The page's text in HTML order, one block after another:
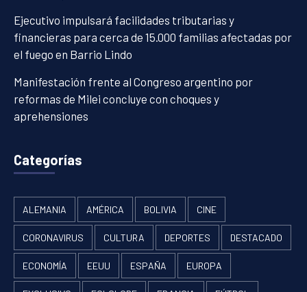
Ejecutivo impulsará facilidades tributarias y
financieras para cerca de 15.000 familias afectadas por
el fuego en Barrio Lindo
Manifestación frente al Congreso argentino por
reformas de Milei concluye con choques y
aprehensiones
Categorías
ALEMANIA AMÉRICA BOLIVIA CINE
CORONAVIRUS CULTURA DEPORTES DESTACADO
ECONOMÍA EEUU ESPAÑA EUROPA